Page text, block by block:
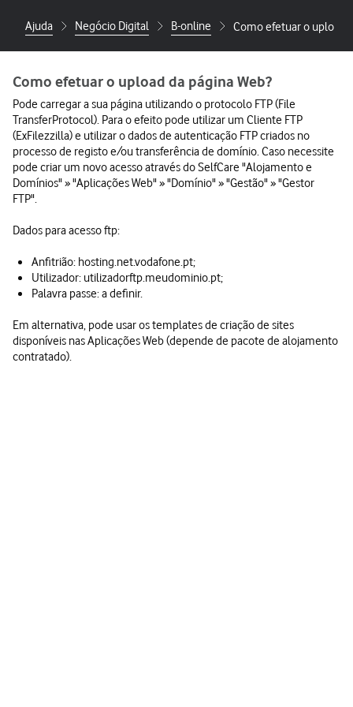
Ajuda Negócio Digital B-online Como efetuar o upload
Como efetuar o upload da página Web?
Pode carregar a sua página utilizando o protocolo FTP (File
TransferProtocol). Para o efeito pode utilizar um Cliente FTP
(ExFilezzilla) e utilizar o dados de autenticação FTP criados no
processo de registo e/ou transferência de domínio. Caso necessite
pode criar um novo acesso através do SelfCare "Alojamento e
Domínios" » "Aplicações Web" » "Domínio" » "Gestão" » "Gestor
FTP".
Dados para acesso ftp:
Anfitrião: hosting.net.vodafone.pt;
Utilizador: utilizadorftp.meudominio.pt;
Palavra passe: a definir.
Em alternativa, pode usar os templates de criação de sites
disponíveis nas Aplicações Web (depende de pacote de alojamento
contratado).